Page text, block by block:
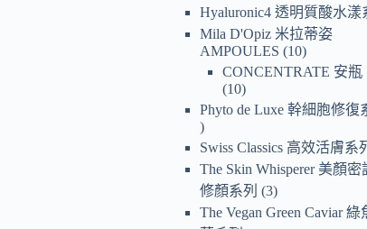
Hyaluronic4 透明質酸水漾
Mila D'Opiz 米拉蒂姿
AMPOULES
10
CONCENTRATE 安瓶
10
Phyto de Luxe 幹細胞修復
Swiss Classics 高效活膚系
The Skin Whisperer 美顏
修顏系列
3
The Vegan Green Caviar